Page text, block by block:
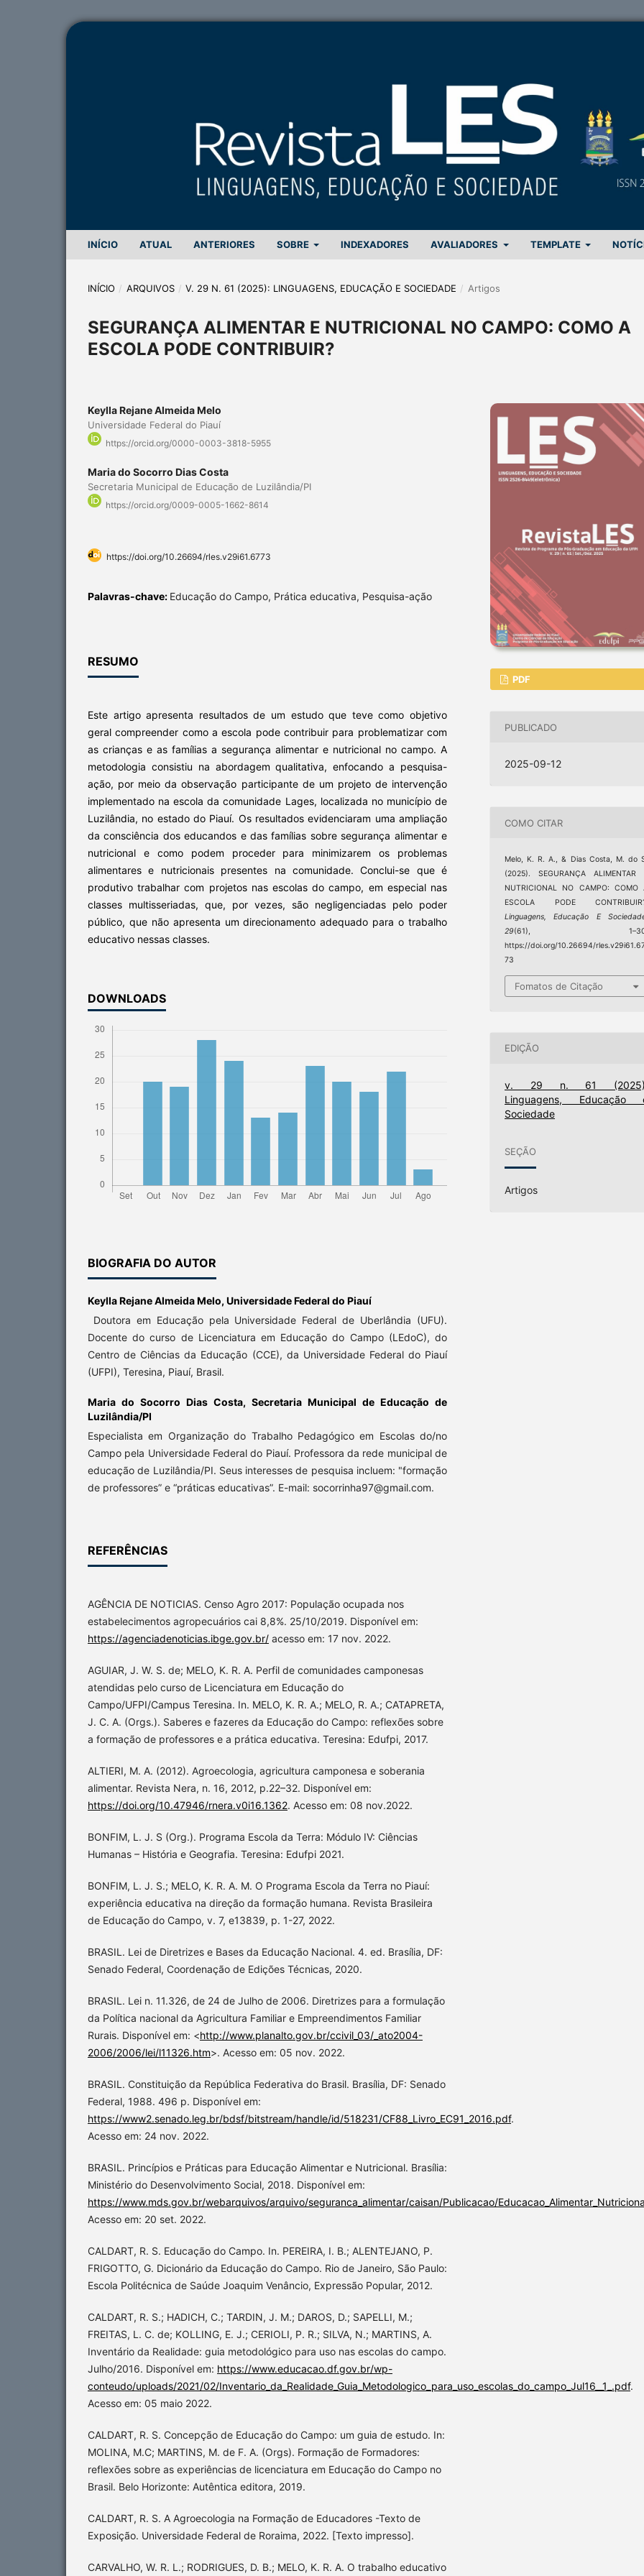
INÍCIO ATUAL ANTERIORES SOBRE INDEXADORES AVALIADORES TEMPLATE
INÍCIO / ARQUIVOS / V. 29 N. 61 (2025): LINGUAGENS, EDUCAÇÃO E SOCIEDADE / Artigos
SEGURANÇA ALIMENTAR E NUTRICIONAL NO CAMPO: COMO A
ESCOLA PODE CONTRIBUIR?
Keylla Rejane Almeida Melo
Universidade Federal do Piauí
https://orcid.org/0000-0003-3818-5955
Maria do Socorro Dias Costa
Secretaria Municipal de Educação de Luzilândia/PI
https://orcid.org/0009-0005-1662-8614
https://doi.org/10.26694/rles.v29i61.6773
Palavras-chave: Educação do Campo, Prática educativa, Pesquisa-ação
RESUMO
Este artigo apresenta resultados de um estudo que teve como objetivo
geral compreender como a escola pode contribuir para problematizar com
as crianças e as famílias a segurança alimentar e nutricional no campo. A
metodologia consistiu na abordagem qualitativa, enfocando a pesquisa-
ação, por meio da observação participante de um projeto de intervenção
implementado na escola da comunidade Lages, localizada no município de
Luzilândia, no estado do Piauí. Os resultados evidenciaram uma ampliação
da consciência dos educandos e das famílias sobre segurança alimentar e
nutricional e como podem proceder para minimizarem os problemas
alimentares e nutricionais presentes na comunidade. Conclui-se que é
produtivo trabalhar com projetos nas escolas do campo, em especial nas
classes multisseriadas, que, por vezes, são negligenciadas pelo poder
público, que não apresenta um direcionamento adequado para o trabalho
educativo nessas classes.
DOWNLOADS
BIOGRAFIA DO AUTOR
Keylla Rejane Almeida Melo, Universidade Federal do Piauí
Doutora em Educação pela Universidade Federal de Uberlândia (UFU).
Docente do curso de Licenciatura em Educação do Campo (LEdoC), do
Centro de Ciências da Educação (CCE), da Universidade Federal do Piauí
(UFPI), Teresina, Piauí, Brasil.
Maria do Socorro Dias Costa, Secretaria Municipal de Educação de
Luzilândia/PI
Especialista em Organização do Trabalho Pedagógico em Escolas do/no
Campo pela Universidade Federal do Piauí. Professora da rede municipal de
educação de Luzilândia/PI. Seus interesses de pesquisa incluem: "formação
de professores” e “práticas educativas”. E-mail: socorrinha97@gmail.com.
REFERÊNCIAS
AGÊNCIA DE NOTICIAS. Censo Agro 2017: População ocupada nos
estabelecimentos agropecuários cai 8,8%. 25/10/2019. Disponível em:
https://agenciadenoticias.ibge.gov.br/ acesso em: 17 nov. 2022.
AGUIAR, J. W. S. de; MELO, K. R. A. Perfil de comunidades camponesas
atendidas pelo curso de Licenciatura em Educação do
Campo/UFPI/Campus Teresina. In. MELO, K. R. A.; MELO, R. A.; CATAPRETA,
J. C. A. (Orgs.). Saberes e fazeres da Educação do Campo: reflexões sobre
a formação de professores e a prática educativa. Teresina: Edufpi, 2017.
ALTIERI, M. A. (2012). Agroecologia, agricultura camponesa e soberania
alimentar. Revista Nera, n. 16, 2012, p.22–32. Disponível em:
https://doi.org/10.47946/rnera.v0i16.1362. Acesso em: 08 nov.2022.
BONFIM, L. J. S (Org.). Programa Escola da Terra: Módulo IV: Ciências
Humanas – História e Geografia. Teresina: Edufpi 2021.
BONFIM, L. J. S.; MELO, K. R. A. M. O Programa Escola da Terra no Piauí:
experiência educativa na direção da formação humana. Revista Brasileira
de Educação do Campo, v. 7, e13839, p. 1-27, 2022.
BRASIL. Lei de Diretrizes e Bases da Educação Nacional. 4. ed. Brasília, DF:
Senado Federal, Coordenação de Edições Técnicas, 2020.
BRASIL. Lei n. 11.326, de 24 de Julho de 2006. Diretrizes para a formulação
da Política nacional da Agricultura Familiar e Empreendimentos Familiar
Rurais. Disponível em: <http://www.planalto.gov.br/ccivil_03/_ato2004-
2006/2006/lei/l11326.htm>. Acesso em: 05 nov. 2022.
BRASIL. Constituição da República Federativa do Brasil. Brasília, DF: Senado
Federal, 1988. 496 p. Disponível em:
https://www2.senado.leg.br/bdsf/bitstream/handle/id/518231/CF88_Livro_EC91_2016.pdf.
Acesso em: 24 nov. 2022.
BRASIL. Princípios e Práticas para Educação Alimentar e Nutricional. Brasília:
Ministério do Desenvolvimento Social, 2018. Disponível em:
https://www.mds.gov.br/webarquivos/arquivo/seguranca_alimentar/caisan/Publicacao/
Acesso em: 20 set. 2022.
CALDART, R. S. Educação do Campo. In. PEREIRA, I. B.; ALENTEJANO, P.
FRIGOTTO, G. Dicionário da Educação do Campo. Rio de Janeiro, São Paulo:
Escola Politécnica de Saúde Joaquim Venâncio, Expressão Popular, 2012.
CALDART, R. S.; HADICH, C.; TARDIN, J. M.; DAROS, D.; SAPELLI, M.;
FREITAS, L. C. de; KOLLING, E. J.; CERIOLI, P. R.; SILVA, N.; MARTINS, A.
Inventário da Realidade: guia metodológico para uso nas escolas do campo.
Julho/2016. Disponível em: https://www.educacao.df.gov.br/wp-
conteudo/uploads/2021/02/Inventario_da_Realidade_Guia_Metodologico_para_uso_escolas_do_campo_Jul16__1_.pdf.
Acesso em: 05 maio 2022.
CALDART, R. S. Concepção de Educação do Campo: um guia de estudo. In:
MOLINA, M.C; MARTINS, M. de F. A. (Orgs). Formação de Formadores:
reflexões sobre as experiências de licenciatura em Educação do Campo no
Brasil. Belo Horizonte: Autêntica editora, 2019.
CALDART, R. S. A Agroecologia na Formação de Educadores -Texto de
Exposição. Universidade Federal de Roraima, 2022. [Texto impresso].
CARVALHO, W. R. L.; RODRIGUES, D. B.; MELO, K. R. A. O trabalho educativo
PDF
PUBLICADO
2025-09-12
COMO CITAR
Melo, K. R. A., & Dias Costa, M. do
(2025). SEGURANÇA ALIMENTAR
NUTRICIONAL NO CAMPO: COMO
ESCOLA PODE
Linguagens, Educação E
29(61),
https://doi.org/10.26694/
73
Fomatos de Citação
EDIÇÃO
v. 29 n. 61
Linguagens, Educação
Sociedade
SEÇÃO
Artigos